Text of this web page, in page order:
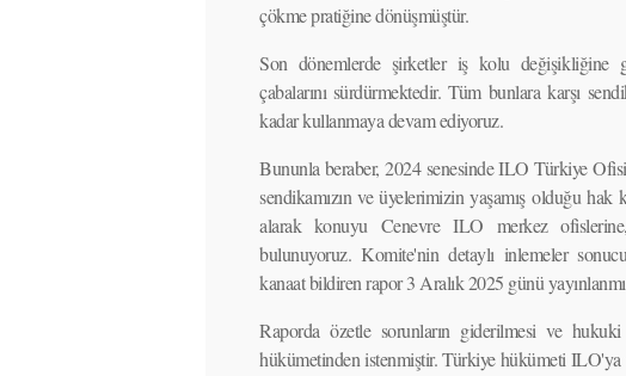
çökme pratiğine dönüşmüştür.
Son dönemlerde şirketler iş kolu değişikliğine
çabalarını sürdürmektedir. Tüm bunlara karşı
kadar kullanmaya devam ediyoruz.
Bununla beraber, 2024 senesinde ILO Türkiye
sendikamızın ve üyelerimizin yaşamış olduğu
alarak konuyu Cenevre ILO merkez
bulunuyoruz. Komite'nin detaylı inlemeler
kanaat bildiren rapor 3 Aralık 2025 günü
Raporda özetle sorunların giderilmesi ve
hükümetinden istenmiştir. Türkiye hükümeti ILO'ya